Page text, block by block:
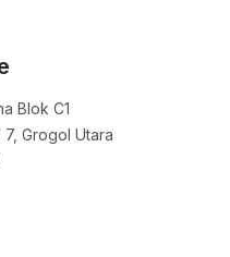
Blok C1
7, Grogol Utara